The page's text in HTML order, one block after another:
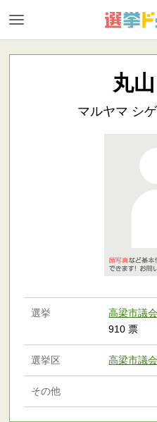
丸
マルヤマ シ
選挙 高梁市議
910 票
選挙区 高梁市議
その他